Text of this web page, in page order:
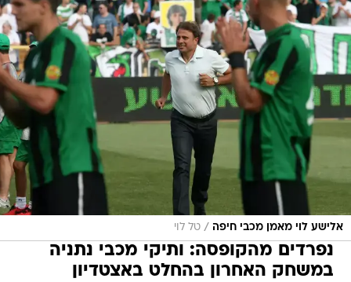
אלישע לוי מאמן מכבי חיפה / טל לוי
נפרדים מהקופסה: ותיקי מכבי נתניה
במשחק האחרון בהחלט באצטדיון